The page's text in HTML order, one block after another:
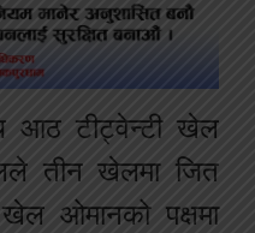
आठ टीट्वेन्टी खेल
तीन खेलमा जित
ओमानको पक्षमा